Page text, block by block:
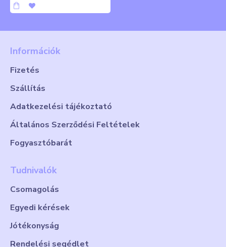
Információk
Fizetés
Szállítás
Adatkezelési tájékoztató
Általános Szerződési Feltételek
Fogyasztóbarát
Tudnivalók
Csomagolás
Egyedi kérések
Jótékonyság
Rendelési segédlet